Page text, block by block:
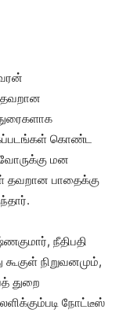
தவறான
கொண்ட
மன
தவறான பாதைக்கு
நீதிபதி
நிறுவனமும்,
துறை
நோட்டீஸ்